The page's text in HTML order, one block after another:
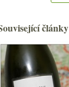
články